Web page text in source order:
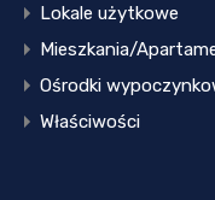
Lokale użytkowe
Mieszkania/
Ośrodki
Właściwości